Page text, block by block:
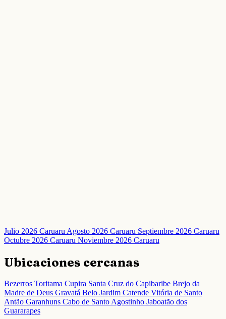
Julio 2026 Caruaru Agosto 2026 Caruaru Septiembre 2026 Caruaru
Octubre 2026 Caruaru Noviembre 2026 Caruaru
Ubicaciones cercanas
Bezerros Toritama Cupira Santa Cruz do Capibaribe Brejo da
Madre de Deus Gravatá Belo Jardim Catende Vitória de Santo
Antão Garanhuns Cabo de Santo Agostinho Jaboatão dos
Guararapes